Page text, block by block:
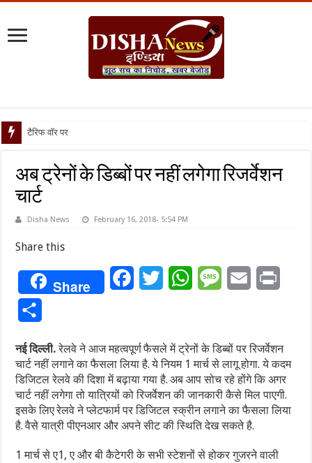
टैरिफ वॉर पर पिघली बर्फ, ट्
अब ट्रेनों के डिब्बों पर नहीं लगेगा रिजर्वेशन
चार्ट
Disha News February 16, 2018- 5:54 PM
Share this
Share FacebookTwitterWhatsAppMessageEmail
नई दिल्ली.रेलवे ने आज महत्वपूर्ण फैसले में ट्रेनों के डिब्बों पर रिजर्वेशन
चार्ट नहीं लगाने का फैसला लिया है. ये नियम 1 मार्च से लागू होगा. ये कदम
डिजिटल रेलवे की दिशा में बढ़ाया गया है. अब आप सोच रहे होंगे कि अगर
चार्ट नहीं लगेगा तो यात्रियों को रिजर्वेशन की जानकारी कैसे मिल पाएगी.
इसके लिए रेलवे ने प्लेटफार्म पर डिजिटल स्क्रीन लगाने का फैसला लिया
है. वैसे यात्री पीएनआर और अपने सीट की स्थिति देख सकते है.
1 मार्च से ए1, ए और बी कैटेगरी के सभी स्टेशनों से होकर गुजरने वाली